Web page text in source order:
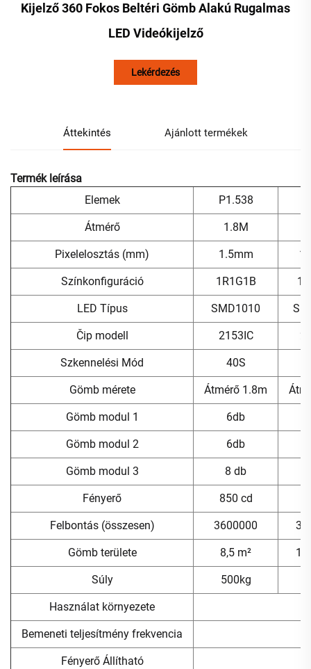
Kijelző 360 Fokos Beltéri Gömb Alakú Rugalmas
LED Videókijelző
Lekérdezés
Áttekintés Ajánlott termékek
Termék leírása
Elemek
P1.538
Átmérő 1.8M
Pixelelosztás (mm) 1.5mm
Színkonfiguráció 1R1G1B
LED Típus SMD1010
Čip modell 2153IC
Szkennelési Mód 40S
Gömb mérete Átmérő 1.8m
Gömb modul 1 6db
Gömb modul 2 6db
Gömb modul 3 8 db
Fényerő 850 cd
Felbontás (összesen) 3600000
Gömb területe 8,5 m²
Súly 500kg
Használat környezete
Bemeneti teljesítmény frekvencia
Fényerő Állítható